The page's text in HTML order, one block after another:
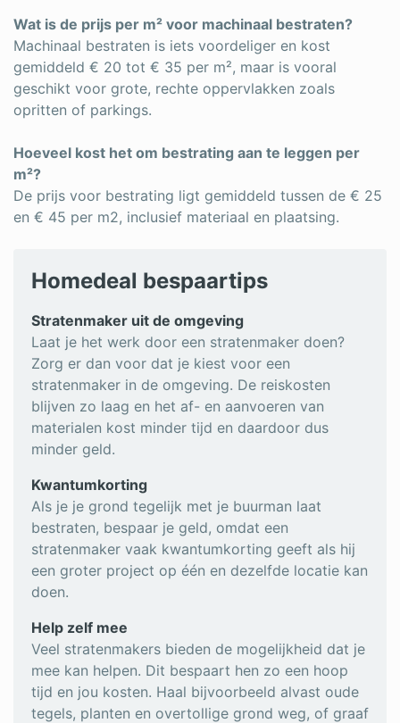
Wat is de prijs per m² voor machinaal bestraten?
Machinaal bestraten is iets voordeliger en kost
gemiddeld € 20 tot € 35 per m², maar is vooral
geschikt voor grote, rechte oppervlakken zoals
opritten of parkings.
Hoeveel kost het om bestrating aan te leggen per
m²?
De prijs voor bestrating ligt gemiddeld tussen de € 25
en € 45 per m2, inclusief materiaal en plaatsing.
Homedeal bespaartips
Stratenmaker uit de omgeving
Laat je het werk door een stratenmaker doen?
Zorg er dan voor dat je kiest voor een
stratenmaker in de omgeving. De reiskosten
blijven zo laag en het af- en aanvoeren van
materialen kost minder tijd en daardoor dus
minder geld.
Kwantumkorting
Als je je grond tegelijk met je buurman laat
bestraten, bespaar je geld, omdat een
stratenmaker vaak kwantumkorting geeft als hij
een groter project op één en dezelfde locatie kan
doen.
Help zelf mee
Veel stratenmakers bieden de mogelijkheid dat je
mee kan helpen. Dit bespaart hen zo een hoop
tijd en jou kosten. Haal bijvoorbeeld alvast oude
tegels, planten en overtollige grond weg, of graaf